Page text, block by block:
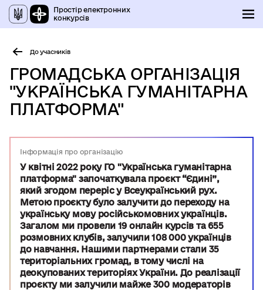
Простір електронних
конкурсів
До учасників
ГРОМАДСЬКА ОРГАНІЗАЦІЯ
"УКРАЇНСЬКА ГУМАНІТАРНА
ПЛАТФОРМА"
Інформація про організацію
У квітні 2022 року ГО "Українська гуманітарна
платформа" започаткувала проєкт “Єдині”,
який згодом переріс у Всеукраїнський рух.
Метою проєкту було залучити до переходу на
українську мову російськомовних українців.
Загалом ми провели 19 онлайн курсів та 655
розмовних клубів, залучили 108 000 українців
до навчання. Нашими партнерами стали 35
територіальних громад, в тому числі на
деокупованих територіях України. До реалізації
проєкту ми залучили майже 300 модераторів